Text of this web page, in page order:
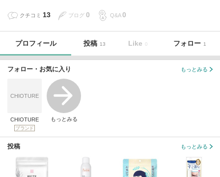
クチコミ 13 ブログ 0 Q&A 0
プロフィール 投稿 13 Like 0 フォロー 1
フォロー・お気に入り もっとみる
CHIOTURE
CHIOTURE
ブランド
もっとみる
投稿 もっとみる